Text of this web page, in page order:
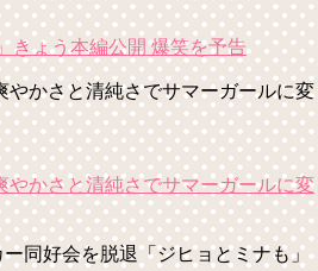
きょう本編公開 爆笑を予告
やかさと清純さでサマーガールに変
やかさと清純さでサマーガールに変
同好会を脱退「ジヒョとミナも」